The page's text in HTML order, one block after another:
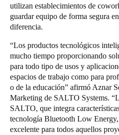
utilizan establecimientos de
guardar equipo de forma segura
diferencia.
“Los productos tecnológicos
mucho tiempo proporcionando
para todo tipo de usos y
espacios de trabajo como para
o de la educación” afirmó Aznar
Marketing de SALTO Systems.
SALTO, que integra
tecnología Bluetooth Low
excelente para todos aquellos